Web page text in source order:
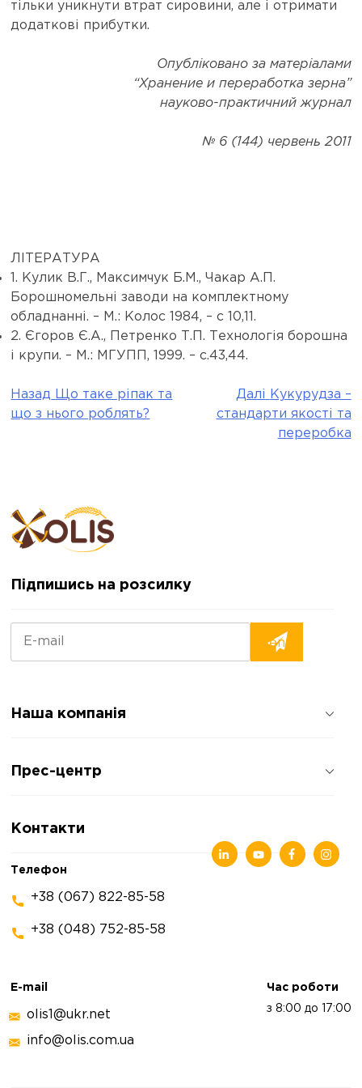
тільки уникнути втрат сировини, але і отримати
додаткові прибутки.
Опубліковано за матеріалами
“Хранение и переработка зерна”
науково-практичний журнал
№ 6 (144) червень 2011
ЛІТЕРАТУРА
1. Кулик В.Г., Максимчук Б.М., Чакар А.П.
Борошномельні заводи на комплектному
обладнанні. – М.: Колос 1984, – с 10,11.
2. Єгоров Є.А., Петренко Т.П. Технологія борошна
і крупи. – М.: МГУПП, 1999. – с.43,44.
Post
Назад Що таке ріпак та
що з нього роблять?
Далі
Кукурудза –
стандарти якості та
переробка
Підпишись на розсилку
Наша компанія
Відгуки про компанію
Прес-центр
Статті
Контакти
Телефон
+38 (067) 822-85-58
+38 (048) 752-85-58
E-mail
olis1@ukr.net
info@olis.com.ua
Час роботи
з 8:00 до 17:00